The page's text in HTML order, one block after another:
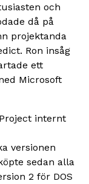
och
då på
projektanda
Ron insåg
ett
Microsoft
internt
versionen
sedan alla
2 för DOS